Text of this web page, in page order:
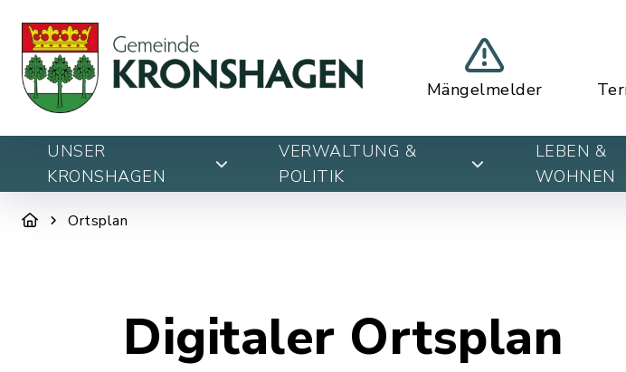
Mängelmelder
UNSER
KRONSHAGEN
VERWALTUNG &
POLITIK
LEBEN &
WOHNEN
Ortsplan
Digitaler Ortsplan